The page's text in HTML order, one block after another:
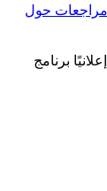
مراجعات حول
برنامج